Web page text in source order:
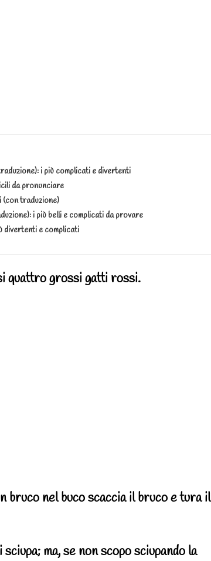
i più complicati e divertenti
da pronunciare
(con traduzione)
i più belli e complicati da provare
divertenti e complicati
quattro grossi gatti rossi.
bruco nel buco scaccia il bruco e tura il
ma, se non scopo sciupando la